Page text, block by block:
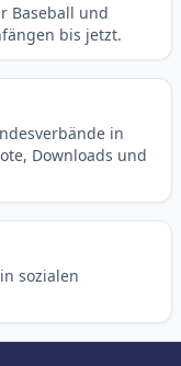
Baseball und
bis jetzt.
in
Downloads und
sozialen